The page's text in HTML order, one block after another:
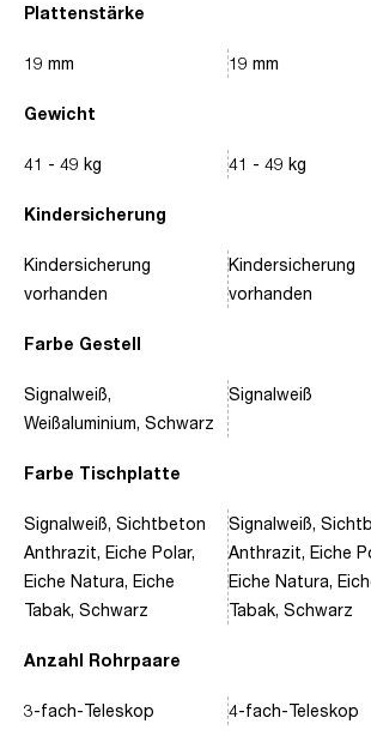
Plattenstärke
Gewicht
Kindersicherung
Farbe Gestell
Farbe Tischplatte
Anzahl Rohrpaare
19 mm
41 - 49 kg
Kindersicherung
vorhanden
Signalweiß,
Weißaluminium, Schwarz
Signalweiß, Sichtbeton
Anthrazit, Eiche Polar,
Eiche Natura, Eiche
Tabak, Schwarz
3-fach-Teleskop
19 mm
41 - 49 kg
Kindersicherung
vorhanden
Signalweiß
Signalweiß,
Anthrazit, Eiche
Eiche Natura,
Tabak, Schwarz
4-fach-Teleskop